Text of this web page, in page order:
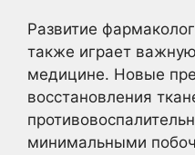
Развитие
также играет
медицине. Новые
восстановления
минимальными